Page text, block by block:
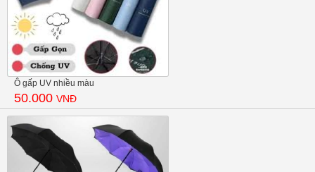
Ô gấp UV nhiều màu
50.000 VNĐ